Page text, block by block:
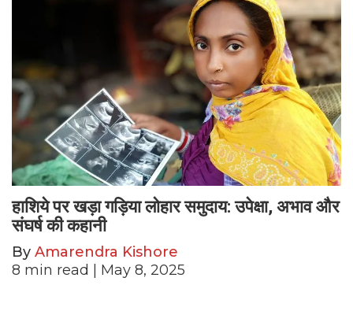
हाशिये पर खड़ा गड़िया लोहार समुदाय: उपेक्षा, अभाव और
संघर्ष की कहानी
By Amarendra Kishore
8 min read | May 8, 2025